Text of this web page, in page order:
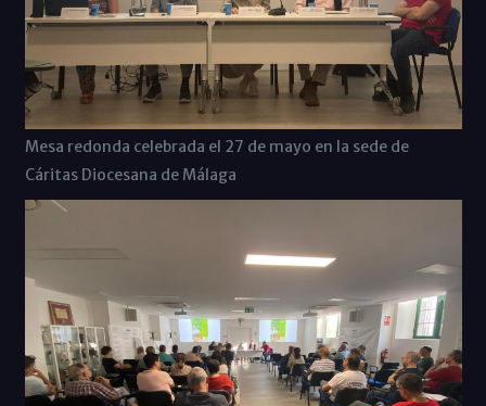
Mesa redonda celebrada el 27 de mayo en la sede de
Cáritas Diocesana de Málaga